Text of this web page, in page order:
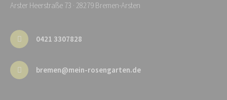
Arster Heerstraße 73 · 28279 Bremen-Arsten
0421 3307828
bremen@mein-rosengarten.de